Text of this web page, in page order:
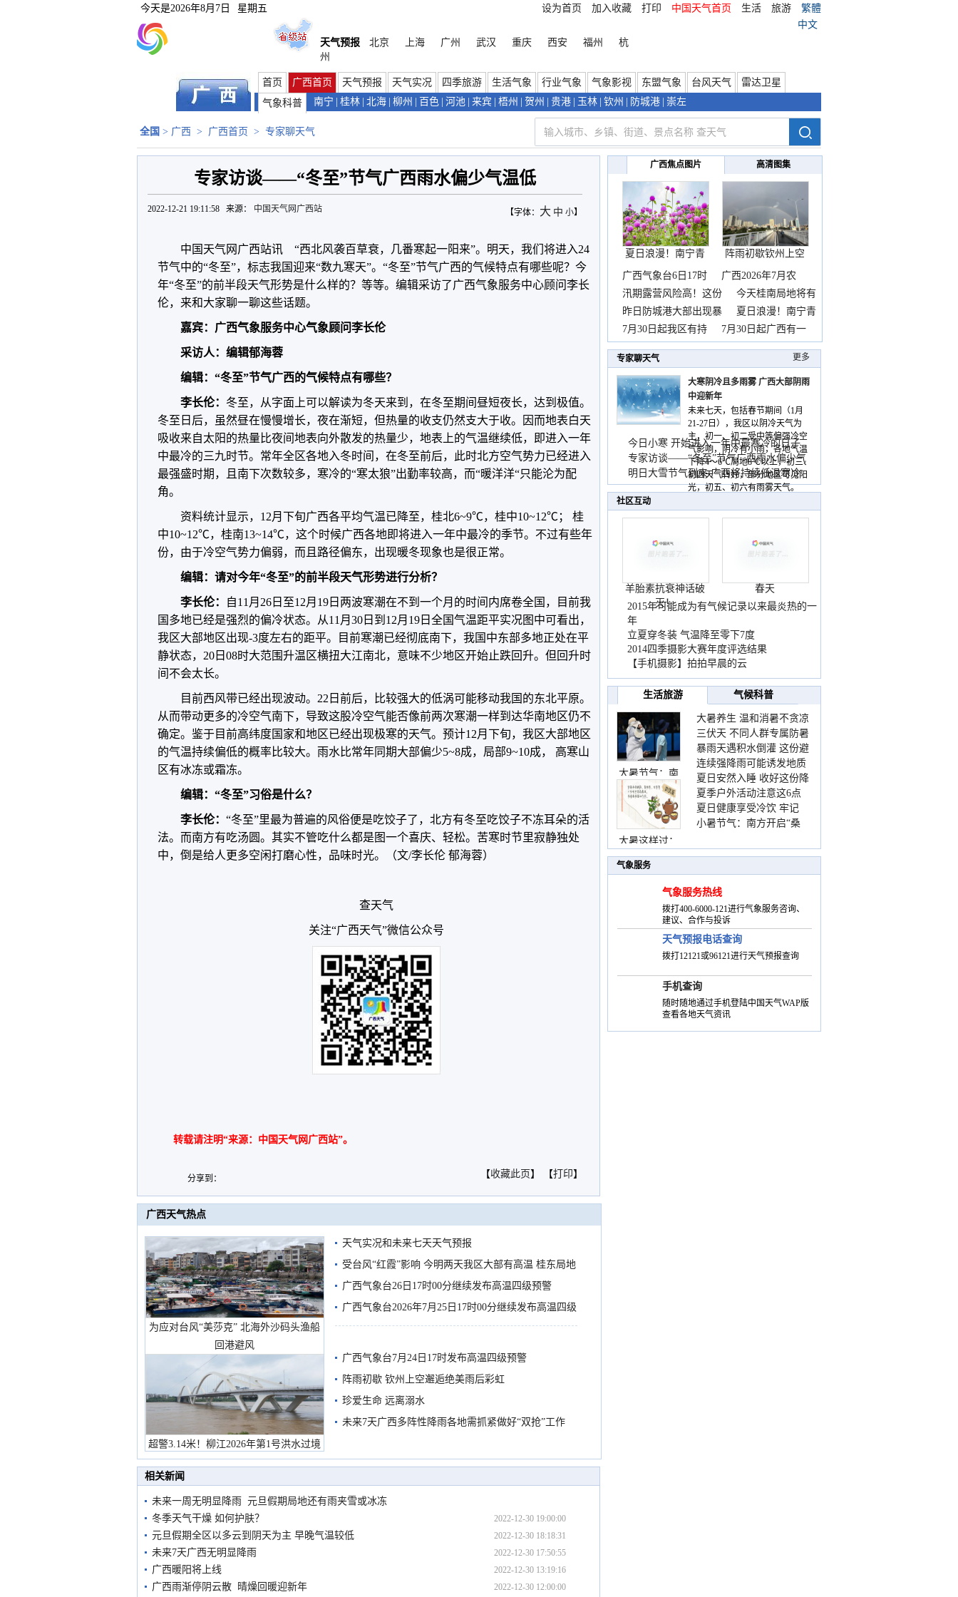
今天是2026年8月7日 星期五 设为首页 加入收藏 打印 中国天气首页 生活 旅游
繁體
中文
天气预报
北京 上海 广州 武汉 重庆 西安 福州
杭
州
首页 广西首页 天气预报 天气实况 四季旅游 生活气象 行业气象 气象影视 东盟气象 台风天气
雷达卫星
气象科普
南宁 桂林 北海 柳州 百色 河池 来宾 梧州 贺州 贵港 玉林 钦州 防城港 崇左
全国 > 广西 > 广西首页 > 专家聊天气
专家访谈——“冬至”节气广西雨水偏少气温低
【字体： 大 中 小】
2022-12-21 19:11:58 来源： 中国天气网广西站
中国天气网广西站讯 “西北风袭百草衰，几番寒起一阳来”。明天，我们将进入24
节气中的“冬至”，标志我国迎来“数九寒天”。“冬至”节气广西的气候特点有哪些呢？今
年“冬至”的前半段天气形势是什么样的？等等。编辑采访了广西气象服务中心顾问李长
伦，来和大家聊一聊这些话题。
嘉宾：广西气象服务中心气象顾问李长伦
采访人：编辑郁海蓉
编辑：“冬至”节气广西的气候特点有哪些？
李长伦： 冬至，从字面上可以解读为冬天来到，在冬至期间昼短夜长，达到极值。
冬至日后，虽然昼在慢慢增长，夜在渐短，但热量的收支仍然支大于收。因而地表白天
吸收来自太阳的热量比夜间地表向外散发的热量少，地表上的气温继续低，即进入一年
中最冷的三九时节。常年全区各地入冬时间，在冬至前后，此时北方空气势力已经进入
最强盛时期，且南下次数较多，寒冷的“寒太狼”出勤率较高，而“暖洋洋“只能沦为配
角。
资料统计显示，12月下旬广西各平均气温已降至，桂北6~9℃，桂中10~12℃； 桂
中10~12℃，桂南13~14℃，这个时候广西各地即将进入一年中最冷的季节。不过有些年
份，由于冷空气势力偏弱，而且路径偏东，出现暖冬现象也是很正常。
编辑：请对今年“冬至”的前半段天气形势进行分析？
李长伦：
自11月26日至12月19日两波寒潮在不到一个月的时间内席卷全国，目前我
国多地已经是强烈的偏冷状态。从11月30日到12月19日全国气温距平实况图中可看出，
我区大部地区出现-3度左右的距平。目前寒潮已经彻底南下，我国中东部多地正处在平
静状态，20日08时大范围升温区横扭大江南北，意味不少地区开始止跌回升。但回升时
间不会太长。
目前西风带已经出现波动。22日前后，比较强大的低涡可能移动我国的东北平原。
从而带动更多的冷空气南下，导致这股冷空气能否像前两次寒潮一样到达华南地区仍不
确定。鉴于目前高纬度国家和地区已经出现极寒的天气。预计12月下旬，我区大部地区
的气温持续偏低的概率比较大。雨水比常年同期大部偏少5~8成，局部9~10成， 高寒山
区有冰冻或霜冻。
编辑：“冬至”习俗是什么？
李长伦： “冬至”里最为普遍的风俗便是吃饺子了，北方有冬至吃饺子不冻耳朵的活
法。而南方有吃汤圆。其实不管吃什么都是图一个喜庆、轻松。苦寒时节里寂静独处
中，倒是给人更多空闲打磨心性，品味时光。（文/李长伦 郁海蓉）
查天气
关注“广西天气”微信公众号
转载请注明“来源：中国天气网广西站”。
分享到： 【收藏此页 】 【打印】
广西天气热点
为应对台风“美莎克” 北海外沙码头渔船
回港避风
超警3.14米！柳江2026年第1号洪水过境
市民在堤岸见证汛况
天气实况和未来七天天气预报
受台风“红霞”影响 今明两天我区大部有高温 桂东局地
有较强降雨
广西气象台26日17时00分继续发布高温四级预警
广西气象台2026年7月25日17时00分继续发布高温四级
预警
广西气象台7月24日17时发布高温四级预警
阵雨初歇 钦州上空邂逅绝美雨后彩虹
珍爱生命 远离溺水
未来7天广西多阵性降雨各地需抓紧做好“双抢”工作
相关新闻
未来一周无明显降雨 元旦假期局地还有雨夹雪或冰冻
2022-12-30 19:00:00
冬季天气干燥 如何护肤？
2022-12-30 18:18:31
元旦假期全区以多云到阴天为主 早晚气温较低
2022-12-30 17:50:55
未来7天广西无明显降雨
2022-12-30 13:19:16
广西暖阳将上线
2022-12-30 12:00:00
广西雨渐停阴云散 晴燥回暖迎新年
广西焦点图片 高清图集
夏日浪漫！南宁青
秀山
阵雨初歇钦州上空
邂逅
广西气象台6日17时
广西2026年7月农
汛期露营风险高！这份
今天桂南局地将有
暴雨
昨日防城港大部出现暴
夏日浪漫！南宁青
秀山
7月30日起我区有持 7月30日起广西有一
专家聊天气 更多
大寒阴冷且多雨雾 广西大部阴雨
中迎新年
未来七天，包括春节期间（1月
21-27日），我区以阴冷天气为
主，初一、初二受中等偏强冷空
气影响，阴冷有小雨，各地气温
下降4～6℃局地8℃以上，初三、
初四天气转好，部分地区可见阳
光，初五、初六有雨雾天气。
今日小寒 开始进入一年中最寒冷的日子
专家访谈——“冬至”节气广西雨水偏少气
温低
明日大雪节气到来 广西将持续低温寒冷
天气
社区互动
羊胎素抗衰神话破
灭！
春天
2015年可能成为有气候记录以来最炎热的一
年
立夏穿冬装 气温降至零下7度
2014四季摄影大赛年度评选结果
【手机摄影】拍拍早晨的云
生活旅游 气候科普
大暑节气：南
大暑这样过：
大暑养生 温和消暑不贪凉
三伏天 不同人群专属防暑
要点请收好
暴雨天遇积水倒灌 这份避
险提示请收好
连续强降雨可能诱发地质
灾害 这些前兆要知道
夏日安然入睡 收好这份降
温小贴士
夏季户外活动注意这6点
防暑健身两不误
夏日健康享受冷饮 牢记
“两注意一控制”
小暑节气：南方开启“桑
季
气象服务
气象服务热线
拨打400-6000-121进行气象服务咨询、
建议、合作与投诉
天气预报电话查询
拨打12121或96121进行天气预报查询
手机查询
随时随地通过手机登陆中国天气WAP版
查看各地天气资讯